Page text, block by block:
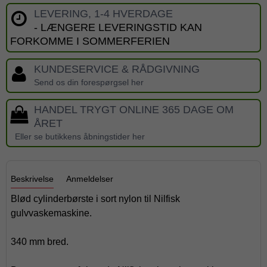
LEVERING, 1-4 HVERDAGE
- LÆNGERE LEVERINGSTID KAN
FORKOMME I SOMMERFERIEN
KUNDESERVICE & RÅDGIVNING
Send os din forespørgsel her
HANDEL TRYGT ONLINE 365 DAGE OM
ÅRET
Eller se butikkens åbningstider her
Beskrivelse Anmeldelser
Blød cylinderbørste i sort nylon til Nilfisk
gulvvaskemaskine.
340 mm bred.